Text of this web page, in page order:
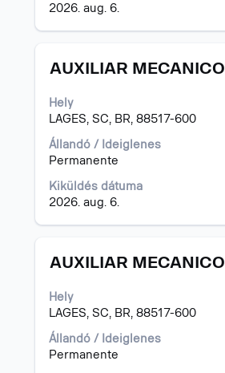
2026. aug. 6.
Cím
AUXILIAR MECANICO
Hely
LAGES, SC, BR, 88517-600
Állandó / Ideiglenes
Permanente
Kiküldés dátuma
2026. aug. 6.
Jelölje
a
szóköz
billentyűvel
az
állásinformáció
tartalmának
megtekintéséhez.
Cím
AUXILIAR MECANICO
Hely
LAGES, SC, BR, 88517-600
Állandó / Ideiglenes
Permanente
Jelölje
a
szóköz
billentyűvel
az
állásinformáció